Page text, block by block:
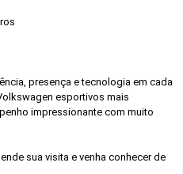
presença e tecnologia em cada
esportivos mais
impressionante com muito
sua visita e venha conhecer de